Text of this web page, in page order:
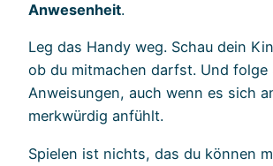
Anwesenheit.
Leg das Handy weg. Schau dein
ob du mitmachen darfst. Und folge
Anweisungen, auch wenn es sich
merkwürdig anfühlt.
Spielen ist nichts, das du können